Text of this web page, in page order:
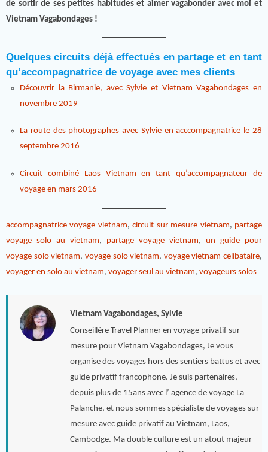
de sortir de ses petites habitudes et aimer vagabonder avec moi et
Vietnam Vagabondages !
Quelques circuits déjà effectués en partage et en tant
qu’accompagnatrice de voyage avec mes clients
Découvrir la Birmanie, avec Sylvie et Vietnam Vagabondages en
novembre 2019
La route des photographes avec Sylvie en acccompagnatrice le 28
septembre 2016
Circuit combiné Laos Vietnam en tant qu’accompagnateur de
voyage en mars 2016
accompagnatrice voyage vietnam,circuit sur mesure vietnam, partage
voyage solo au vietnam, partage voyage vietnam, un guide pour
voyage solo vietnam, voyage solo vietnam, voyage vietnam celibataire,
voyager en solo au vietnam, voyager seul au vietnam, voyageurs solos
Vietnam Vagabondages, Sylvie
Conseillère Travel Planner en voyage privatif sur
mesure pour Vietnam Vagabondages, Je vous
organise des voyages hors des sentiers battus et avec
guide privatif francophone. Je suis partenaires,
depuis plus de 15ans avec l’ agence de voyage La
Palanche, et nous sommes spécialiste de voyages sur
mesure avec guide privatif au Vietnam, Laos,
Cambodge. Ma double culture est un atout majeur